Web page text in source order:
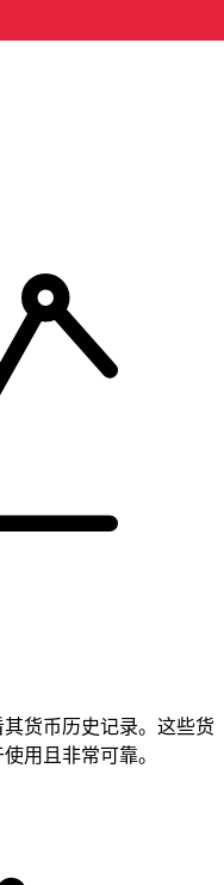
外加灵活的交付和付款
货币历史记录。这些货
用且非常可靠。